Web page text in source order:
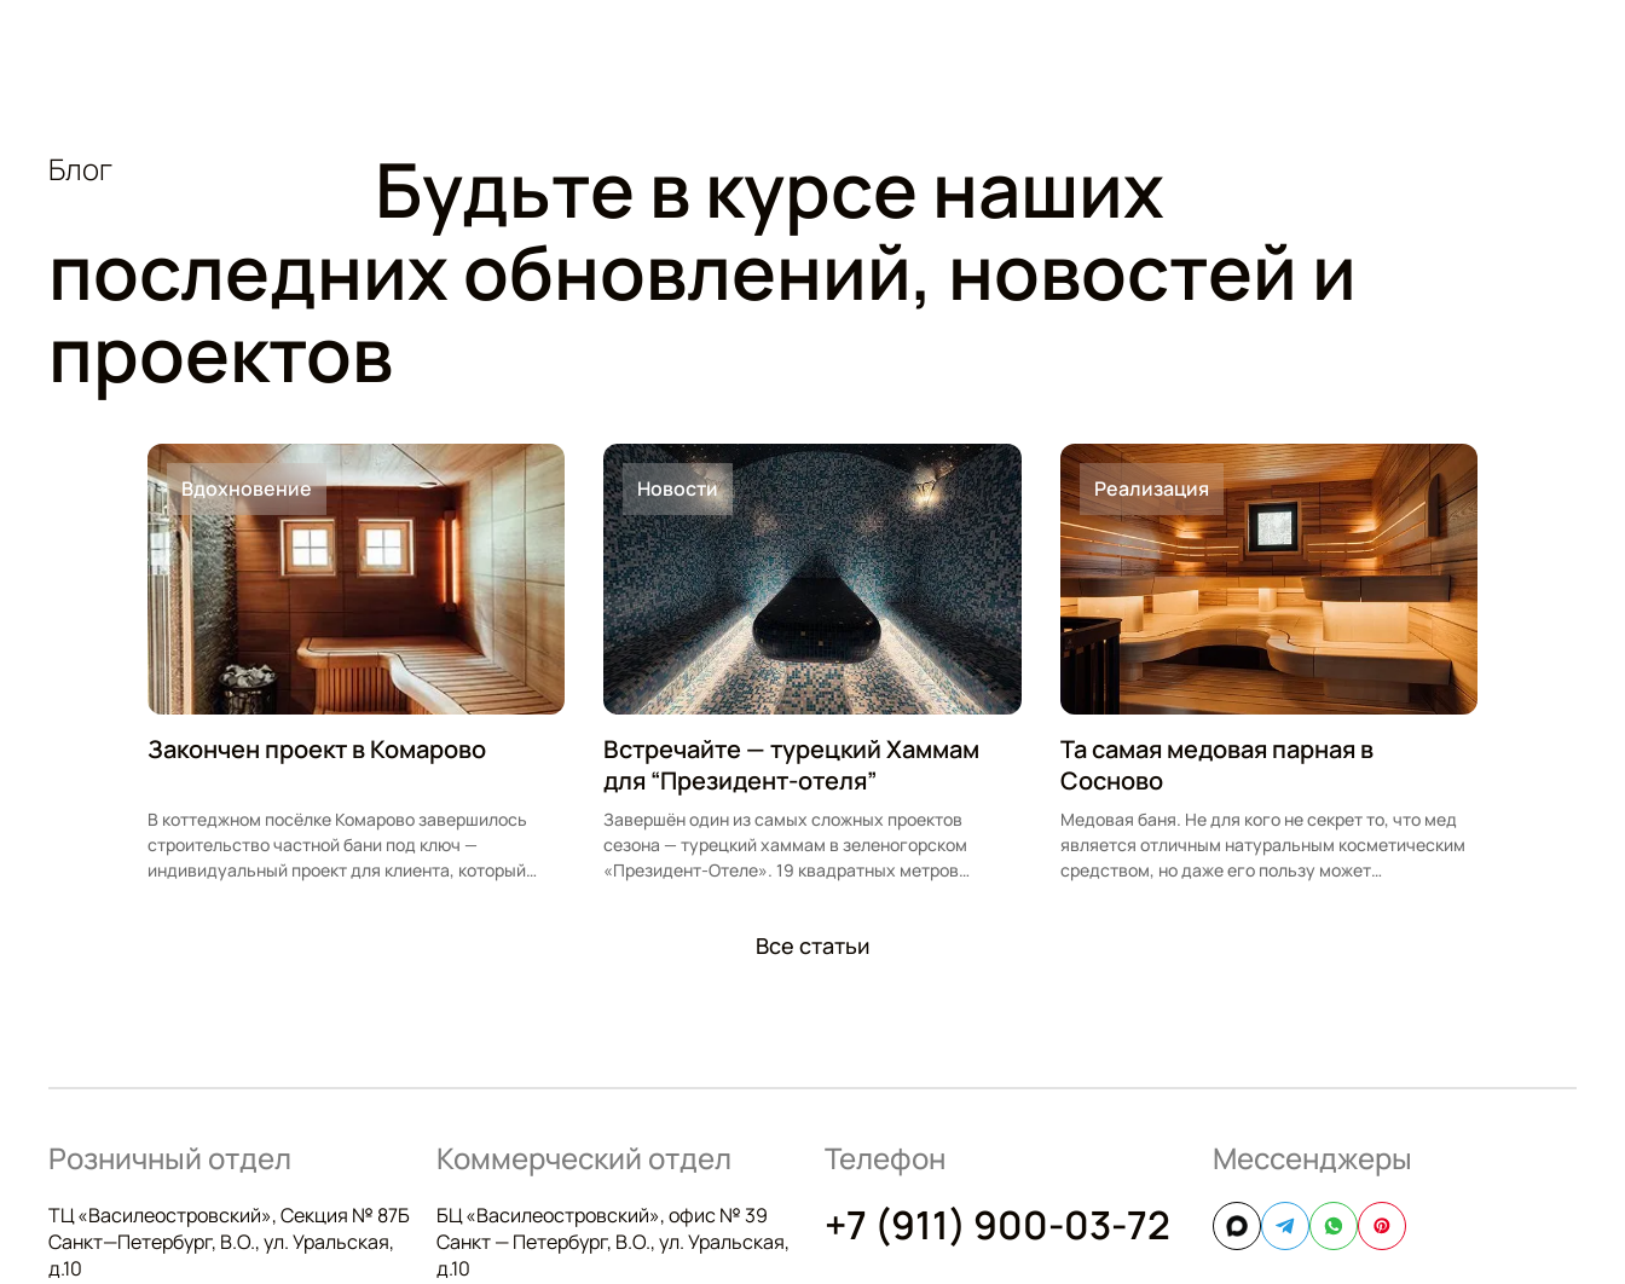
Блог
Будьте в курсе наших
последних обновлений, новостей и
проектов
Вдохновение
Закончен проект в Комарово
В коттеджном посёлке Комарово завершилось
строительство частной бани под ключ —
индивидуальный проект для клиента, который
Новости
Встречайте — турецкий Хаммам
для “Президент-отеля”
Завершён один из самых сложных проектов
сезона — турецкий хаммам в зеленогорском
«Президент-Отеле». 19 квадратных метров
Реализация
Та самая медовая парная в
Сосново
Медовая баня. Не для кого не секрет то, что мед
является отличным натуральным косметическим
средством, но даже его пользу может…
Все статьи
Розничный отдел
ТЦ «Василеостровский», Секция № 87Б
Санкт—Петербург, В.О., ул. Уральская,
д.10
Коммерческий отдел
БЦ «Василеостровский», офис № 39
Санкт — Петербург, В.О., ул. Уральская,
д.10
Телефон
+7 (911) 900-03-72
Мессенджеры